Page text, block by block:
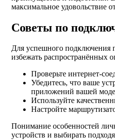
максимальное удовольствие
Советы по
Для успешного подключения
избежать распространённых
Проверьте интернет-
Убедитесь, что ваше
приложений вашей
Используйте
Настройте
Понимание особенностей
устройств и выбирать